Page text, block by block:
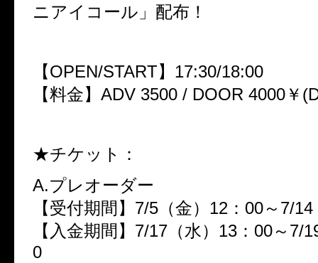
ニアイコール」配布！
【OPEN/START】17:30/18:00
【料金】ADV 3500 / DOOR 4000￥
★チケット：
A.プレオーダー
【受付期間】7/5（金）12：00～7/
【入金期間】7/17（水）13：00～7/
0